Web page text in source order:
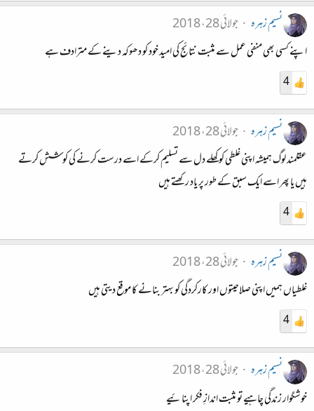
نسیم زہرہ
جولائی 28، 2018
اپنے کسی بھی منفی عمل سے مثبت نتائج کی امید خود کو دھوکہ دینے کے مترادف ہے
4
نسیم زہرہ
جولائی 28، 2018
عقلمند لوگ ہمیشہ اپنی غلطی کو کھلے دل سے تسلیم کرکے اسے درست کرنے کی کوشش کرتے
ہیں یا پھر اسے ایک سبق کے طور پر یاد رکھتے ہیں
4
نسیم زہرہ
جولائی 28، 2018
غلطیاں ہمیں اپنی صلاحیتوں اور کارکردگی کو بہتر بنانے کا موقع دیتی ہیں
4
نسیم زہرہ
جولائی 28، 2018
خوشگوار زندگی چاہیے تو مثبت اندازِ فکر اپنائیے